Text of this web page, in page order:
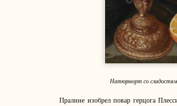
Натюрморт со
Пралине изобрел повар герцога